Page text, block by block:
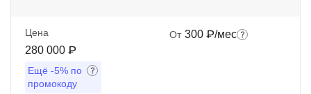
Цена
280 000 ₽
Ещё -5% по
промокоду
От 300 ₽/мес